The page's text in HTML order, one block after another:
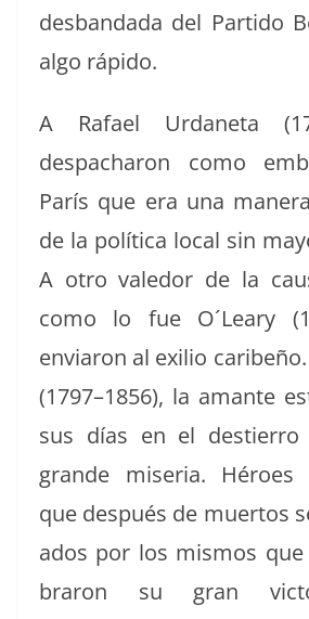
des­ban­da­da del Par­tido
algo rápido.
A Rafael Urdane­ta
despacharon como
París que era una
de la políti­ca local sin
A otro vale­dor de la
como lo fue O´Leary
enviaron al exilio
(1797–1856), la amante
sus días en el
grande mis­e­ria. Héroes
que después de muer­tos
a­dos por los mis­mos
braron su gran